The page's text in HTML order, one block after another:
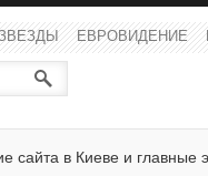
ЕВРОВИДЕНИЕ
сайта в Киеве и главные